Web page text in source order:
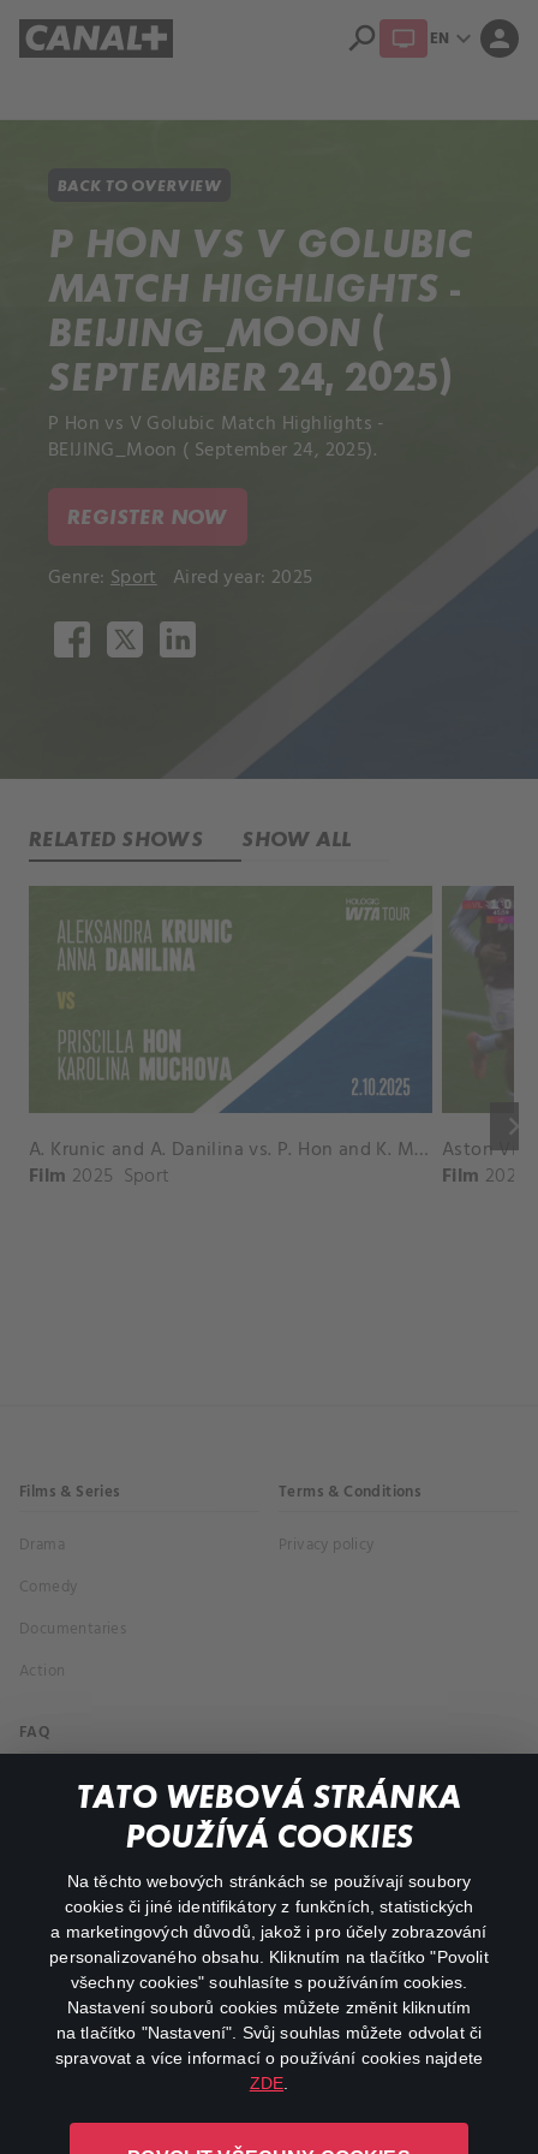
TATO WEBOVÁ STRÁNKA
POUŽÍVÁ COOKIES
Na těchto webových stránkách se používají soubory
cookies či jiné identifikátory z funkčních, statistických
a marketingových důvodů, jakož i pro účely zobrazování
personalizovaného obsahu. Kliknutím na tlačítko "Povolit
všechny cookies" souhlasíte s používáním cookies.
Nastavení souborů cookies můžete změnit kliknutím
na tlačítko "Nastavení". Svůj souhlas můžete odvolat či
spravovat a více informací o používání cookies najdete
ZDE
search EN expand_more person
BACK TO OVERVIEW
P HON VS V GOLUBIC
MATCH HIGHLIGHTS -
BEIJING_MOON (
SEPTEMBER 24, 2025)
P Hon vs V Golubic Match Highlights -
BEIJING_Moon ( September 24, 2025).
REGISTER NOW
Genre: Sport Aired year: 2025
RELATED SHOWS SHOW ALL
keyboard_arrow_right
A. Krunic and A. Danilina vs. P. Hon and K. Muchova Match Highlights - BEIJING_Capital Group Diamond ( October 02, 2025)
Film 2025 Sport Film 2026
Films & Series
Drama
Comedy
Documentaries
Action
Terms & Conditions
Privacy policy
FAQ
My profile
facebookinstagram
youtube